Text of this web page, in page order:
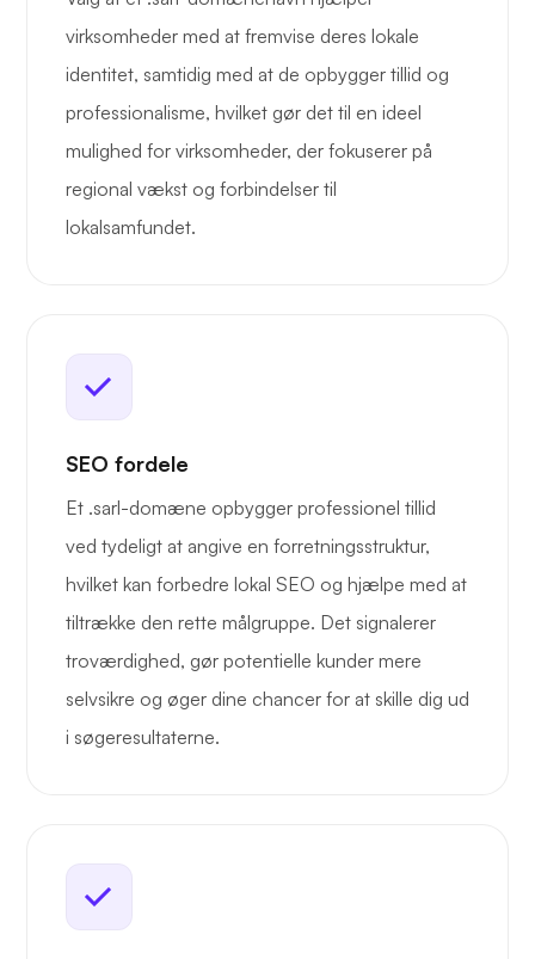
virksomheder med at fremvise deres lokale
identitet, samtidig med at de opbygger tillid og
professionalisme, hvilket gør det til en ideel
mulighed for virksomheder, der fokuserer på
regional vækst og forbindelser til
lokalsamfundet.
SEO fordele
Et .sarl-domæne opbygger professionel tillid
ved tydeligt at angive en forretningsstruktur,
hvilket kan forbedre lokal SEO og hjælpe med at
tiltrække den rette målgruppe. Det signalerer
troværdighed, gør potentielle kunder mere
selvsikre og øger dine chancer for at skille dig ud
i søgeresultaterne.